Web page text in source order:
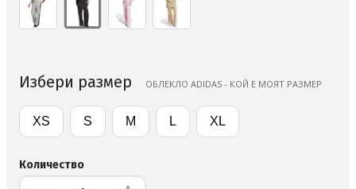
Избери размер ОБЛЕКЛО ADIDAS - КОЙ Е МОЯТ РАЗМЕР
XS S M L XL
Количество